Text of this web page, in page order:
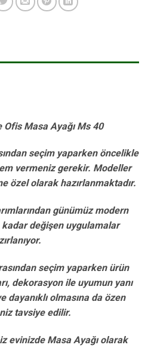
Ofis Masa Ayağı Ms 40
seçim yaparken öncelikle
vermeniz gerekir. Modeller
özel olarak hazırlanmaktadır.
günümüz modern
değişen uygulamalar
seçim yaparken ürün
dekorasyon ile uyumun yanı
dayanıklı olmasına da özen
tavsiye edilir.
evinizde Masa Ayağı olarak